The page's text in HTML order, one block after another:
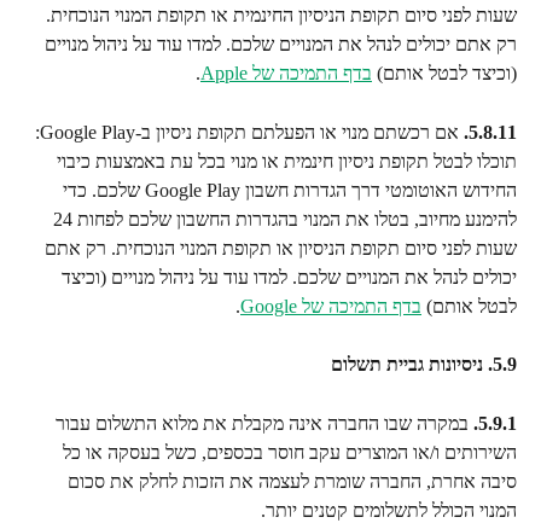
שעות לפני סיום תקופת הניסיון החינמית או תקופת המנוי הנוכחית.
רק אתם יכולים לנהל את המנויים שלכם. למדו עוד על ניהול מנויים
(וכיצד לבטל אותם) בדף התמיכה של Apple .
5.8.11.
אם רכשתם מנוי או הפעלתם תקופת ניסיון ב-Google Play:
תוכלו לבטל תקופת ניסיון חינמית או מנוי בכל עת באמצעות כיבוי
החידוש האוטומטי דרך הגדרות חשבון Google Play שלכם. כדי
שעות לפני סיום תקופת הניסיון או תקופת המנוי הנוכחית. רק אתם
יכולים לנהל את המנויים שלכם. למדו עוד על ניהול מנויים (וכיצד
לבטל אותם) בדף התמיכה של Google .
5.9. ניסיונות גביית תשלום
5.9.1. במקרה שבו החברה אינה מקבלת את מלוא התשלום עבור
השירותים ו/או המוצרים עקב חוסר בכספים, כשל בעסקה או כל
סיבה אחרת, החברה שומרת לעצמה את הזכות לחלק את סכום
המנוי הכולל לתשלומים קטנים יותר.